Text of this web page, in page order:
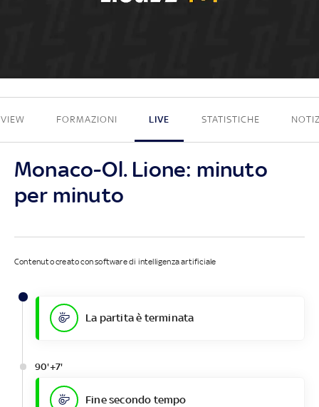
0 - 1
FORMAZIONI LIVE STATISTICHE
Monaco-Ol. Lione: minuto
per minuto
Contenuto creato con software di intelligenza artificiale
La partita è terminata
90'+7'
Fine secondo tempo